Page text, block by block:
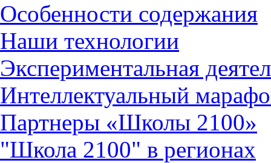
Особенности содержания
Наши технологии
Экспериментальная
Интеллектуальный
Партнеры «Школы 2100»
"Школа 2100" в регионах